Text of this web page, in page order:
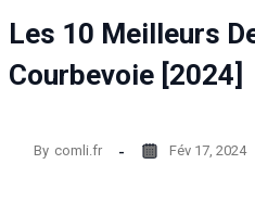
Les 10 Meilleurs
Courbevoie [2024]
By comli.fr Fév 17, 2024
de la façon
dont le site
Web est
utilisé.
Experience